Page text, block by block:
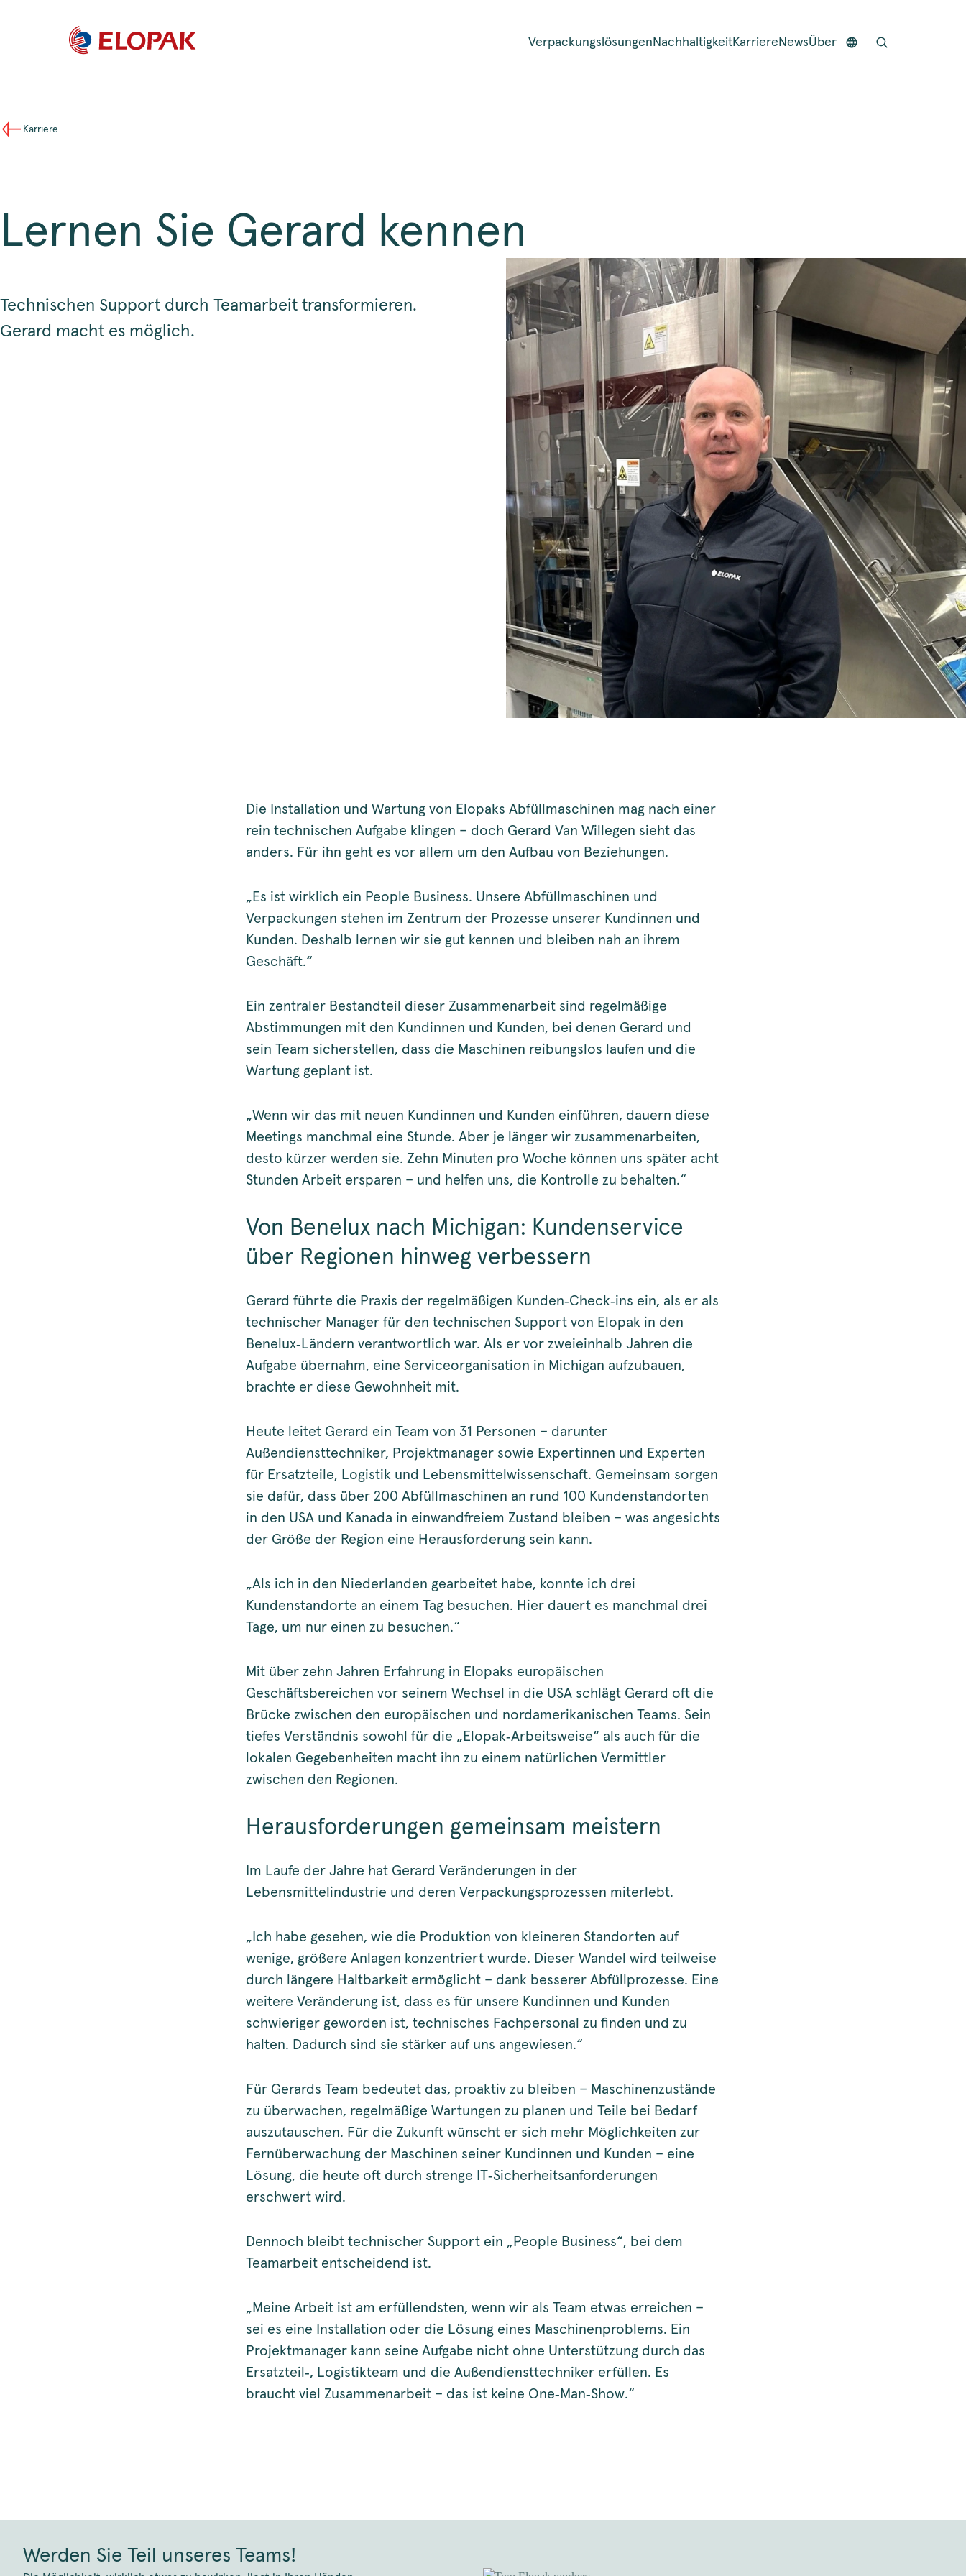
Verpackungslösungen NachhaltigkeitKarriere NewsÜber
Karriere
Lernen Sie Gerard kennen
Technischen Support durch Teamarbeit transformieren.
Gerard macht es möglich.
Die Installation und Wartung von Elopaks Abfüllmaschinen mag nach einer
rein technischen Aufgabe klingen – doch Gerard Van Willegen sieht das
anders. Für ihn geht es vor allem um den Aufbau von Beziehungen.
„Es ist wirklich ein People Business. Unsere Abfüllmaschinen und
Verpackungen stehen im Zentrum der Prozesse unserer Kundinnen und
Kunden. Deshalb lernen wir sie gut kennen und bleiben nah an ihrem
Geschäft.“
Ein zentraler Bestandteil dieser Zusammenarbeit sind regelmäßige
Abstimmungen mit den Kundinnen und Kunden, bei denen Gerard und
sein Team sicherstellen, dass die Maschinen reibungslos laufen und die
Wartung geplant ist.
„Wenn wir das mit neuen Kundinnen und Kunden einführen, dauern diese
Meetings manchmal eine Stunde. Aber je länger wir zusammenarbeiten,
desto kürzer werden sie. Zehn Minuten pro Woche können uns später acht
Stunden Arbeit ersparen – und helfen uns, die Kontrolle zu behalten.“
Von Benelux nach Michigan: Kundenservice
über Regionen hinweg verbessern
Gerard führte die Praxis der regelmäßigen Kunden‑Check‑ins ein, als er als
technischer Manager für den technischen Support von Elopak in den
Benelux‑Ländern verantwortlich war. Als er vor zweieinhalb Jahren die
Aufgabe übernahm, eine Serviceorganisation in Michigan aufzubauen,
brachte er diese Gewohnheit mit.
Heute leitet Gerard ein Team von 31 Personen – darunter
Außendiensttechniker, Projektmanager sowie Expertinnen und Experten
für Ersatzteile, Logistik und Lebensmittelwissenschaft. Gemeinsam sorgen
sie dafür, dass über 200 Abfüllmaschinen an rund 100 Kundenstandorten
in den USA und Kanada in einwandfreiem Zustand bleiben – was angesichts
der Größe der Region eine Herausforderung sein kann.
„Als ich in den Niederlanden gearbeitet habe, konnte ich drei
Kundenstandorte an einem Tag besuchen. Hier dauert es manchmal drei
Tage, um nur einen zu besuchen.“
Mit über zehn Jahren Erfahrung in Elopaks europäischen
Geschäftsbereichen vor seinem Wechsel in die USA schlägt Gerard oft die
Brücke zwischen den europäischen und nordamerikanischen Teams. Sein
tiefes Verständnis sowohl für die „Elopak‑Arbeitsweise“ als auch für die
lokalen Gegebenheiten macht ihn zu einem natürlichen Vermittler
zwischen den Regionen.
Herausforderungen gemeinsam meistern
Im Laufe der Jahre hat Gerard Veränderungen in der
Lebensmittelindustrie und deren Verpackungsprozessen miterlebt.
„Ich habe gesehen, wie die Produktion von kleineren Standorten auf
wenige, größere Anlagen konzentriert wurde. Dieser Wandel wird teilweise
durch längere Haltbarkeit ermöglicht – dank besserer Abfüllprozesse. Eine
weitere Veränderung ist, dass es für unsere Kundinnen und Kunden
schwieriger geworden ist, technisches Fachpersonal zu finden und zu
halten. Dadurch sind sie stärker auf uns angewiesen.“
Für Gerards Team bedeutet das, proaktiv zu bleiben – Maschinenzustände
zu überwachen, regelmäßige Wartungen zu planen und Teile bei Bedarf
auszutauschen. Für die Zukunft wünscht er sich mehr Möglichkeiten zur
Fernüberwachung der Maschinen seiner Kundinnen und Kunden – eine
Lösung, die heute oft durch strenge IT‑Sicherheitsanforderungen
erschwert wird.
Dennoch bleibt technischer Support ein „People Business“, bei dem
Teamarbeit entscheidend ist.
„Meine Arbeit ist am erfüllendsten, wenn wir als Team etwas erreichen –
sei es eine Installation oder die Lösung eines Maschinenproblems. Ein
Projektmanager kann seine Aufgabe nicht ohne Unterstützung durch das
Ersatzteil‑, Logistikteam und die Außendiensttechniker erfüllen. Es
braucht viel Zusammenarbeit – das ist keine One‑Man‑Show.“
Werden Sie Teil unseres Teams!